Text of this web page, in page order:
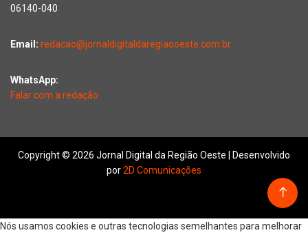
06140-040
Email: redacao@jornaldigitaldaregiaooeste.com.br
WhatsApp:
Falar com a redação
Copyright © 2026 Jornal Digital da Região Oeste | Desenvolvido
por2D Comunicações
Nós usamos cookies e outras tecnologias semelhantes para melhorar